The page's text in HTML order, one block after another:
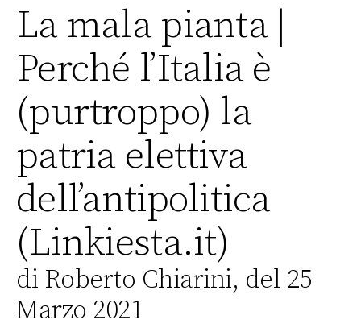
La mala pianta |
Perché l’Italia è
(purtroppo) la
patria elettiva
dell’antipolitica
(Linkiesta.it)
di Roberto Chiarini, del 25
Marzo 2021